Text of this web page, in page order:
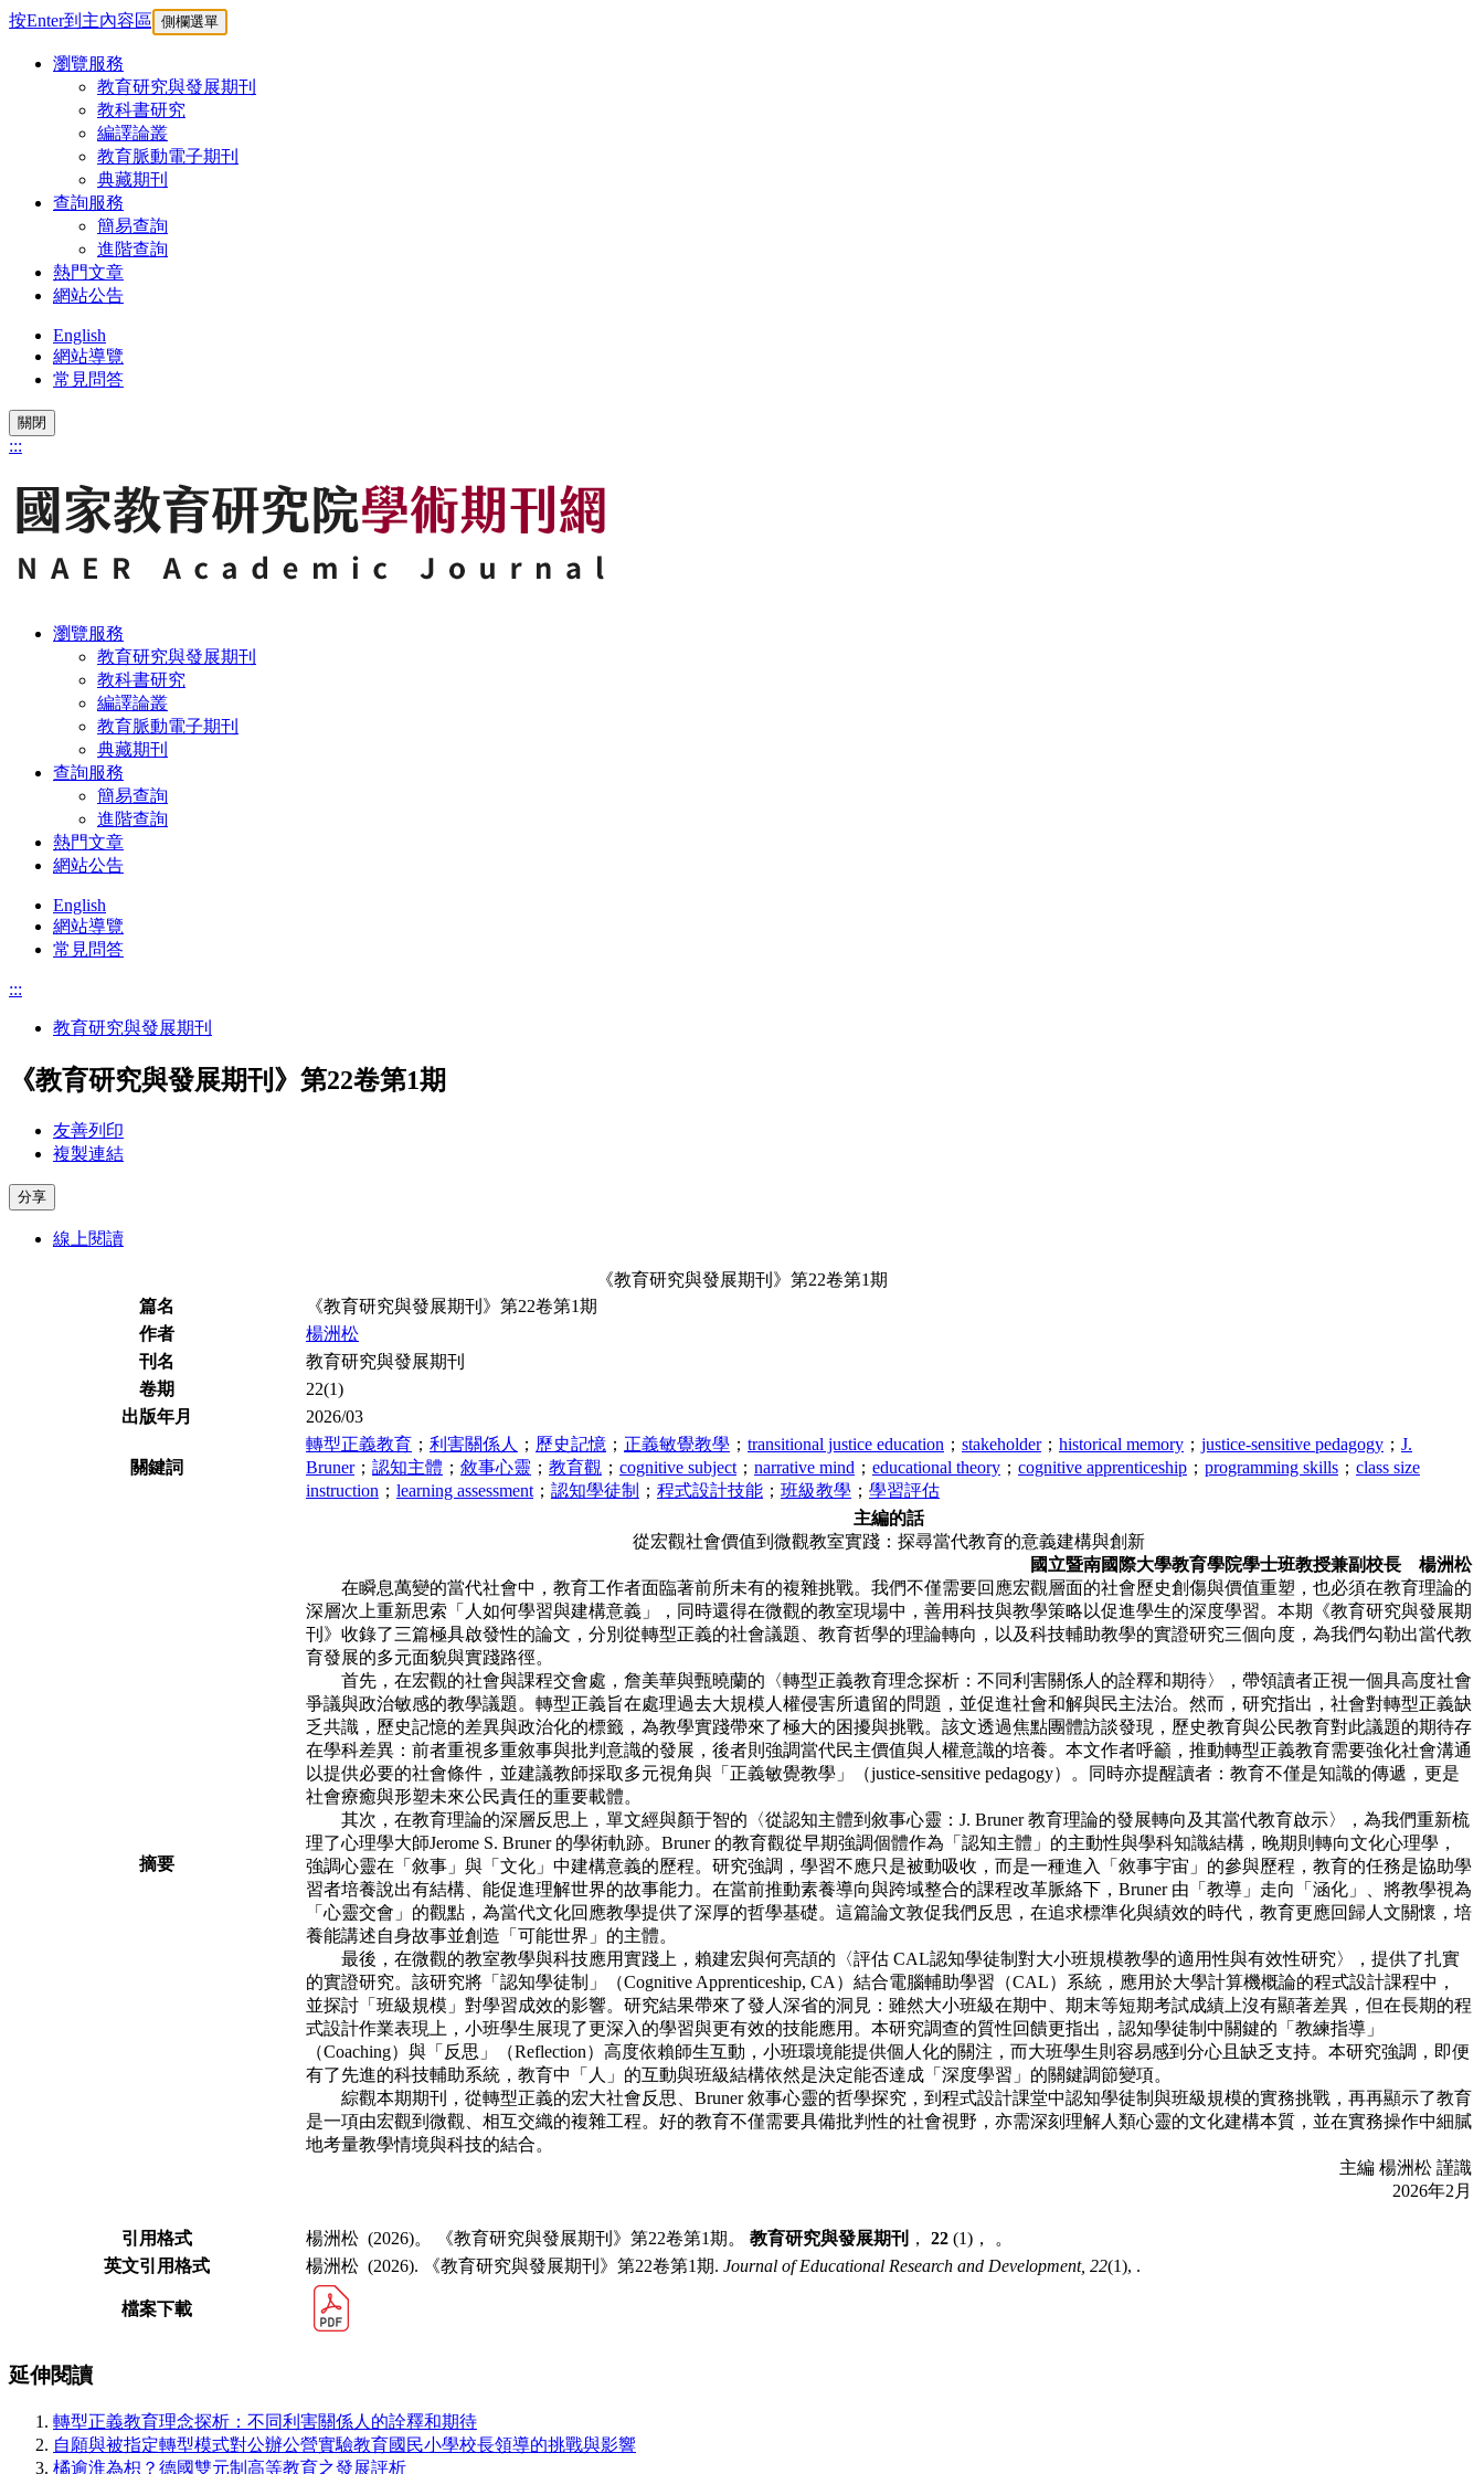
按Enter到主內容區 側欄選單
瀏覽服務
教育研究與發展期刊
教科書研究
編譯論叢
教育脈動電子期刊
典藏期刊
查詢服務
簡易查詢
進階查詢
熱門文章
網站公告
English
網站導覽
常見問答
關閉
:::
瀏覽服務
教育研究與發展期刊
教科書研究
編譯論叢
教育脈動電子期刊
典藏期刊
查詢服務
簡易查詢
進階查詢
熱門文章
網站公告
English
網站導覽
常見問答
:::
教育研究與發展期刊
《教育研究與發展期刊》第22卷第1期
友善列印
複製連結
分享
線上閱讀
《教育研究與發展期刊》第22卷第1期
篇名
《教育研究與發展期刊》第22卷第1期
作者
楊洲松
刊名
教育研究與發展期刊
卷期
22(1)
出版年月
2026/03
關鍵詞
轉型正義教育 ； 利害關係人 ； 歷史記憶 ； 正義敏覺教學 ； transitional justice education ； stakeholder； historical memory ； justice-sensitive pedagogy ； J.
Bruner； 認知主體 ； 敘事心靈 ； 教育觀 ； cognitive subject ； narrative mind ； educational theory ； cognitive apprenticeship ； programming skills ； class size
instruction ； learning assessment ； 認知學徒制 ； 程式設計技能 ； 班級教學 ； 學習評估
摘要
主編的話
從宏觀社會價值到微觀教室實踐：探尋當代教育的意義建構與創新
國立暨南國際大學教育學院學士班教授兼副校長 楊洲松
在瞬息萬變的當代社會中，教育工作者面臨著前所未有的複雜挑戰。我們不僅需要回應宏觀層面的社會歷史創傷與價值重塑，也必須在教育理論的
深層次上重新思索「人如何學習與建構意義」，同時還得在微觀的教室現場中，善用科技與教學策略以促進學生的深度學習。本期《教育研究與發展期
刊》收錄了三篇極具啟發性的論文，分別從轉型正義的社會議題、教育哲學的理論轉向，以及科技輔助教學的實證研究三個向度，為我們勾勒出當代教
育發展的多元面貌與實踐路徑。
首先，在宏觀的社會與課程交會處，詹美華與甄曉蘭的〈轉型正義教育理念探析：不同利害關係人的詮釋和期待〉，帶領讀者正視一個具高度社會
爭議與政治敏感的教學議題。轉型正義旨在處理過去大規模人權侵害所遺留的問題，並促進社會和解與民主法治。然而，研究指出，社會對轉型正義缺
乏共識，歷史記憶的差異與政治化的標籤，為教學實踐帶來了極大的困擾與挑戰。該文透過焦點團體訪談發現，歷史教育與公民教育對此議題的期待存
在學科差異：前者重視多重敘事與批判 意識的發展，後者則強調當代民主價值與人權意識的培養。本文作者呼籲，推動轉型正義教育需要強化社會溝通
以提供必要的社會條件，並建議教師採取多元視角與 「正義敏覺教學」（justice-sensitive pedagogy）。同時亦提醒讀者：教育不僅是知識的傳遞，更是
社會療癒與形塑未來公民責任的重要載體。
其次，在教育理論的深層反思上，單文經與顏于智的〈從認知主體到敘事心靈： J. Bruner 教育理論的發展轉向及其當代教育啟示〉，為我們重新梳
理了心理學大師Jerome S. Bruner 的學術軌跡。Bruner 的教育觀從早期強調個體作為「認知主體」 的主動性與學科知識結構，晚期則轉向文化心理學，
強調心靈在「敘事」與「文化」 中建構意義的歷程。研究強調，學習不應只是被動吸收，而是一種進入「敘事宇宙」 的參與歷程，教育的任務是協助學
習者培養說出有結構、能促進理解世界的故事能力。在當前推動素養導向與跨域整合的課程改革脈絡下，Bruner 由「教導」走向「涵化」、將教學視為
「心靈交會」的觀點，為當代文化回應教學提供了深厚的哲學基礎。這篇論文敦促我們反思，在追求標準化與績效的時代，教育更應回歸人文關懷， 培
養能講述自身故事並創造「可能世界」的主體。
最後，在微觀的教室教學與科技應用實踐上，賴建宏與何亮頡的〈評估 CAL認知學徒制對大小班規模教學的適用性與有效性研究〉，提供了扎實
的實證研究。 該研究將「認知學徒制」（Cognitive Apprenticeship, CA）結合電腦輔助學習（CAL） 系統，應用於大學計算機概論的程式設計課程中，
並探討「班級規模」對學習成效的影響。研究結果帶來了發人深省的洞見：雖然大小班級在期中、期末等短期考試成績上沒有顯著差異，但在長期的程
式設計作業表現上，小班學生展現了更深入 的學習與更有效的技能應用。本研究調查的質性回饋更指出，認知學徒制中關鍵的 「教練指導」
（Coaching）與「反思」（Reflection）高度依賴師生互動，小班環境能提供個人化的關注，而大班學生則容易感到分心且缺乏支持。本研究強調，即便
有了先進的科技輔助系統，教育中「人」的互動與班級結構依然是決定能否達成「深度學習」的關鍵調節變項。
綜觀本期期刊，從轉型正義的宏大社會反思、Bruner 敘事心靈的哲學探究，到 程式設計課堂中認知學徒制與班級規模的實務挑戰，再再顯示了教育
是一項由宏觀到微觀、相互交織的複雜工程。好的教育不僅需要具備批判性的社會視野，亦需深刻理解人類心靈的文化建構本質，並在實務操作中細膩
地考量教學情境與科技的結合。
主編 楊洲松 謹識
2026年2月
引用格式 楊洲松 (2026)。 《教育研究與發展期刊》第22卷第1期。 教育研究與發展期刊 ， 22 (1)， 。
英文引用格式
楊洲松 (2026). 《教育研究與發展期刊》第22卷第1期. Journal of Educational Research and Development, 22(1), .
檔案下載
延伸閱讀
轉型正義教育理念探析：不同利害關係人的詮釋和期待
自願與被指定轉型模式對公辦公營實驗教育國民小學校長領導的挑戰與影響
橘逾淮為枳？德國雙元制高等教育之發展評析